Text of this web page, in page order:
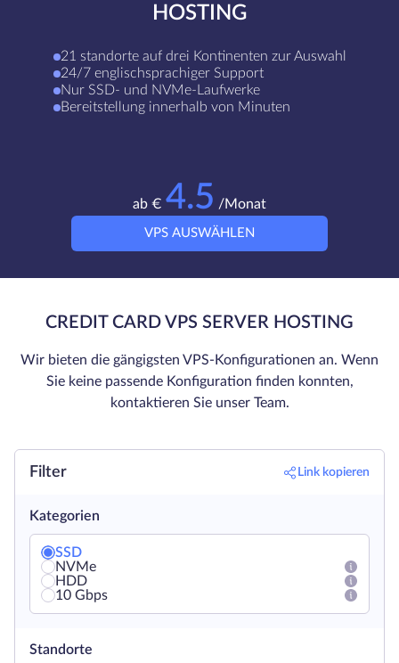
HOSTING
21 standorte auf drei Kontinenten zur Auswahl
24/7 englischsprachiger Support
Nur SSD- und NVMe-Laufwerke
Bereitstellung innerhalb von Minuten
ab € 4.5 /Monat
VPS AUSWÄHLEN
CREDIT CARD VPS SERVER HOSTING
Wir bieten die gängigsten VPS-Konfigurationen an. Wenn
Sie keine passende Konfiguration finden konnten,
kontaktieren Sie unser Team.
Filter Link kopieren
Kategorien
SSD
NVMe
HDD
10 Gbps
Standorte